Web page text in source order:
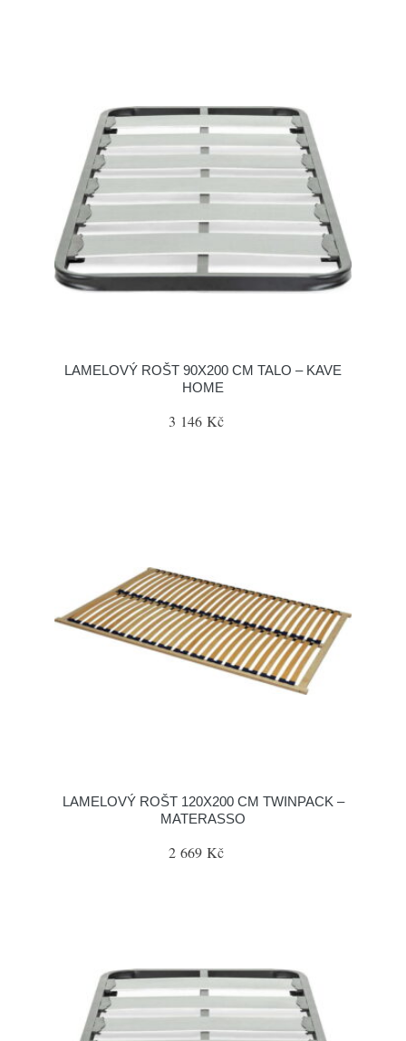
LAMELOVÝ ROŠT 90X200 CM TALO – KAVE
HOME
3 146 Kč
LAMELOVÝ ROŠT 120X200 CM TWINPACK –
MATERASSO
2 669 Kč